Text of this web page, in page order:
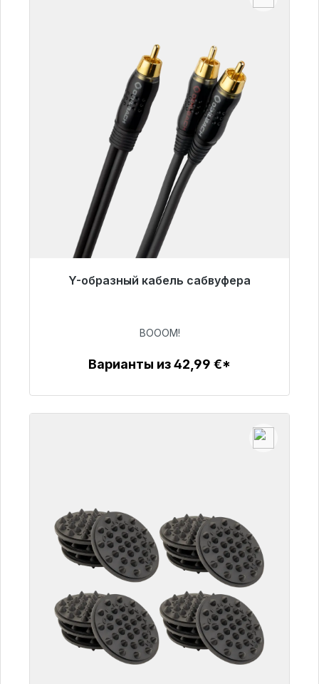
Y-образный кабель сабвуфера
Готовы к немедленной отправке, срок
53,49 €
BOOOM!
Варианты из 42,99 €*